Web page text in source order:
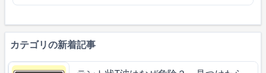
カテゴリの新着記事